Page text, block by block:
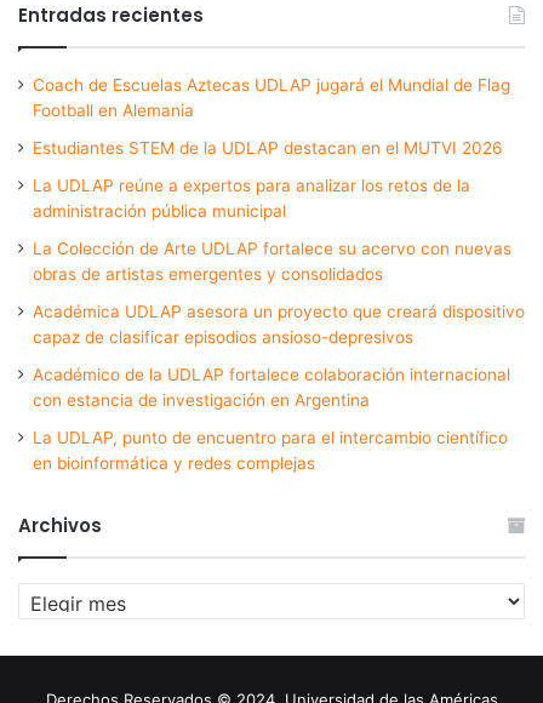
Entradas recientes
Coach de Escuelas Aztecas UDLAP jugará el Mundial de Flag
Football en Alemania
Estudiantes STEM de la UDLAP destacan en el MUTVI 2026
La UDLAP reúne a expertos para analizar los retos de la
administración pública municipal
La Colección de Arte UDLAP fortalece su acervo con nuevas
obras de artistas emergentes y consolidados
Académica UDLAP asesora un proyecto que creará dispositivo
capaz de clasificar episodios ansioso-depresivos
Académico de la UDLAP fortalece colaboración internacional
con estancia de investigación en Argentina
La UDLAP, punto de encuentro para el intercambio científico
en bioinformática y redes complejas
Archivos
Archivos
Derechos Reservados © 2024. Universidad de las Américas